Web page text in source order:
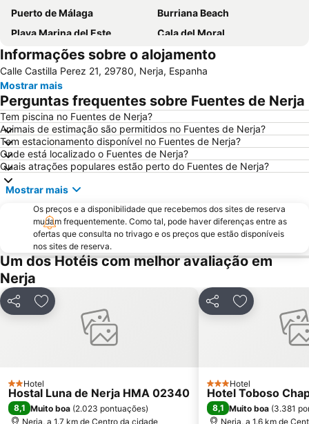
Puerto de Málaga
Burriana Beach
Playa Marina del Este
Cala del Moral
Catedral da Encarnação
Pedregalejo
Carabeillo
Huelin
Balcão de Europa
Playa de poniente de Motril
Motril
Vialia Estación María Zambrano
El Palo
Museo de Artes Marineras de Torre de Benagalbón
Baños del Carmen
El Morche
Benajarafe
Distrito Este
Arena of La Malagueta
Marqués de Larios
Semana Santa
Carretera de Cádiz
Rincón de la Victoria
La Caleta
Plaza de la Marina
Navidad
Calahonda
de la Herradura
Torrenueva
Estación de autobuses
Plaza del Siglo
La Alegría
Maro
Informações sobre o alojamento
Calle Castilla Perez 21, 29780, Nerja, Espanha
Mostrar mais
Perguntas frequentes sobre Fuentes de Nerja
Tem piscina no Fuentes de Nerja?
Animais de estimação são permitidos no Fuentes de Nerja?
Tem estacionamento disponível no Fuentes de Nerja?
Onde está localizado o Fuentes de Nerja?
Quais atrações populares estão perto do Fuentes de Nerja?
Mostrar mais
Os preços e a disponibilidade que recebemos dos sites de reserva
mudam frequentemente. Como tal, pode haver diferenças entre as
ofertas que consulta no trivago e os preços que estão disponíveis
nos sites de reserva.
Um dos Hotéis com melhor avaliação em
Nerja
PartilharAdicionar aos favoritos
2 Estrelas
Hotel
Hostal Luna de Nerja HMA 02340
8,1 Muito boa (2.023 pontuações)
Nerja, a 1.7 km de Centro da cidade
PartilharAdicionar
3 Estrelas
Hotel
Hotel Toboso
8,1 Muito boa (3.381
Nerja, a 1.6 km de